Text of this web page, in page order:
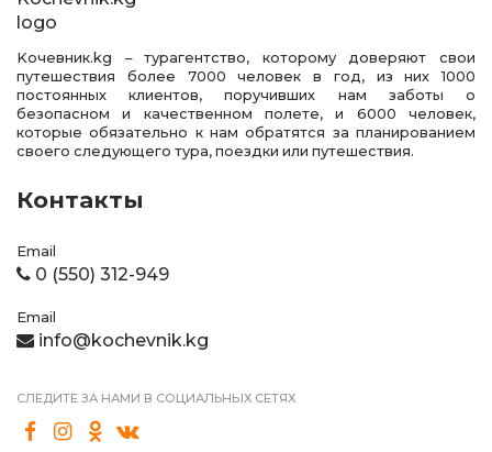
Kочевник.kg – турагентство, которому доверяют свои
путешествия более 7000 человек в год, из них 1000
постоянных клиентов, поручивших нам заботы о
безопасном и качественном полете, и 6000 человек,
которые обязательно к нам обратятся за планированием
своего следующего тура, поездки или путешествия.
Контакты
Email
0 (550) 312-949
Email
info@kochevnik.kg
СЛЕДИТЕ ЗА НАМИ В СОЦИАЛЬНЫХ СЕТЯХ